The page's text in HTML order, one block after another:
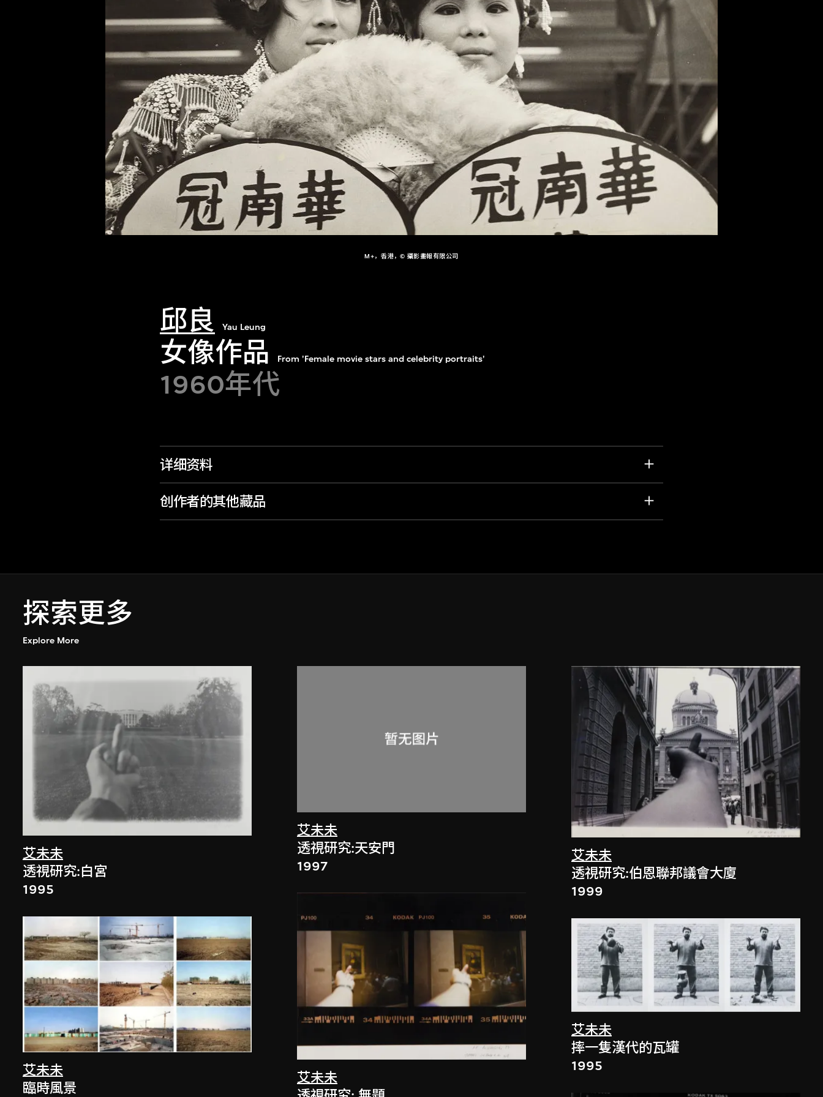
M+，香港，© 攝影畫報有限公司
邱良 Yau Leung
女像作品 From 'Female movie stars and celebrity portraits'
1960年代
详细资料
创作者的其他藏品
探索更多
Explore More
艾未未
透視研究:白宮
1995
艾未未
臨時風景
艾未未
透視研究:天安門
1997
艾未未
艾未未
透視研究:伯恩聯邦議會大廈
1999
艾未未
摔一隻漢代的瓦罐
1995